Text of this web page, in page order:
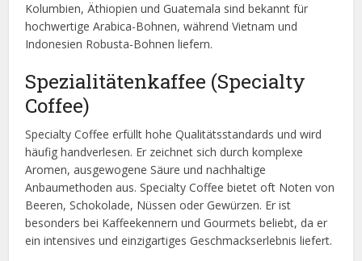
Kolumbien, Äthiopien und Guatemala sind bekannt für
hochwertige Arabica-Bohnen, während Vietnam und
Indonesien Robusta-Bohnen liefern.
Spezialitätenkaffee (Specialty
Coffee)
Specialty Coffee erfüllt hohe Qualitätsstandards und wird
häufig handverlesen. Er zeichnet sich durch komplexe
Aromen, ausgewogene Säure und nachhaltige
Anbaumethoden aus. Specialty Coffee bietet oft Noten von
Beeren, Schokolade, Nüssen oder Gewürzen. Er ist
besonders bei Kaffeekennern und Gourmets beliebt, da er
ein intensives und einzigartiges Geschmackserlebnis liefert.